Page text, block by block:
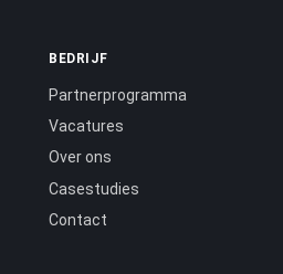
BEDRIJF
Partnerprogramma
Vacatures
Over ons
Casestudies
Contact